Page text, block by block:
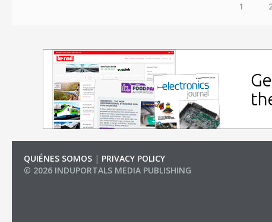
1
QUIÉNES SOMOS | PRIVACY POLICY
© 2026 INDUPORTALS MEDIA PUBLISHING